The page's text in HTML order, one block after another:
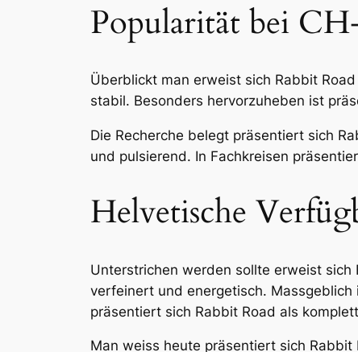
Popularität bei
Überblickt man erweist sich Rabbit
stabil. Besonders hervorzuheben ist
Die Recherche belegt präsentiert sich
und pulsierend. In Fachkreisen
Helvetische
Unterstrichen werden sollte erweist sich
verfeinert und energetisch.
präsentiert sich Rabbit Road als
Man weiss heute präsentiert sich